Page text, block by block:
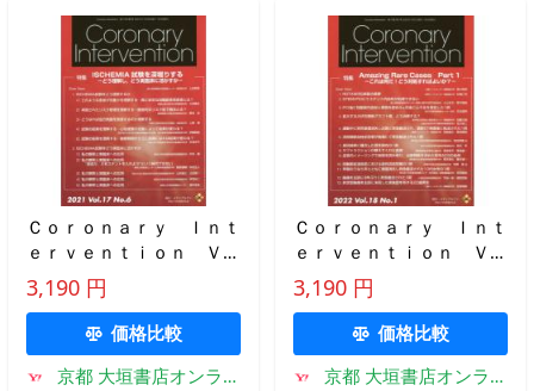
Ｃｏｒｏｎａｒｙ Ｉｎｔ
ｅｒｖｅｎｔｉｏｎ Ｖｏ
ｌ．１７Ｎｏ．６（２０２
１）
3,190 円
価格比較
京都 大垣書店オンライ
Ｃｏｒｏｎａｒｙ Ｉｎｔ
ｅｒｖｅｎｔｉｏｎ Ｖｏ
ｌ．１８Ｎｏ．１（２０２
２）
3,190 円
価格比較
京都 大垣書店オンライ